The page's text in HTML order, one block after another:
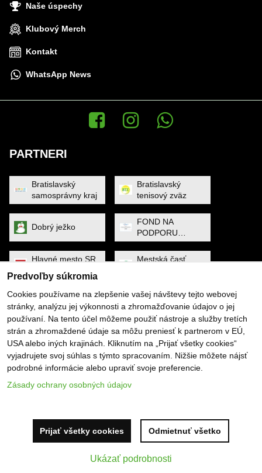
Naše úspechy
Klubový Merch
Kontakt
WhatsApp News
Facebook Instagram WhatsApp News
PARTNERI
Bratislavský
samosprávny kraj
Bratislavský
tenisový zväz
Dobrý ježko
FOND NA
PODPORU
ŠPORTU
Hlavné mesto SR
Bratislava
Mestská časť
MINISTERSTVO
CESTOVNÉHO
RUCHU A
ŠPORTU
Noa Raven
Obec Dunajská
Lužná
PYGMALIOS
Slovenský
tenisový zväz
SP SOFTWARE
Predvoľby súkromia Zásady ochrany osobných údajov
Predvoľby súkromia
Cookies používame na zlepšenie vašej návštevy tejto webovej
stránky, analýzu jej výkonnosti a zhromažďovanie údajov o jej
používaní. Na tento účel môžeme použiť nástroje a služby tretích
strán a zhromaždené údaje sa môžu preniesť k partnerom v EÚ,
USA alebo iných krajinách. Kliknutím na „Prijať všetky cookies“
vyjadrujete svoj súhlas s týmto spracovaním. Nižšie môžete nájsť
podrobné informácie alebo upraviť svoje preferencie.
Zásady ochrany osobných údajov
Ukázať podrobnosti
Prijať všetky cookies Odmietnuť všetko